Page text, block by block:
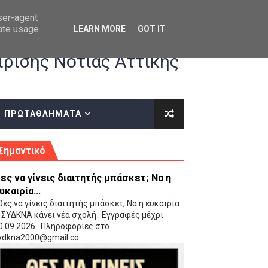
οδηγίες επί του ΚΑΝΟΝΙΣΜΟΥ ΕΓΓΡΑΦΩΝ-ΜΕΤΑΓΡΑΦΩΝ ΤΗΣ
(VIDEO)
Νότιας Αττικής
ΠΡΩΤΑΘΛΗΜΑΤΑ
να γίνεις διαιτητής μπάσκετ; Να η
να γίνεις διαιτητής μπάσκετ; Να η ευκαιρία.
κάνει νέα σχολή . Εγγραφές μέχρι
. Πληροφορίες στο
agent
usage
LEARN MORE GOT IT